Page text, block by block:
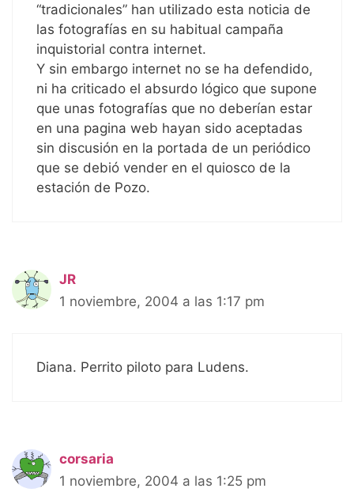
“tradicionales” han utilizado esta noticia de
las fotografías en su habitual campaña
inquistorial contra internet.
Y sin embargo internet no se ha defendido,
ni ha criticado el absurdo lógico que supone
que unas fotografías que no deberían estar
en una pagina web hayan sido aceptadas
sin discusión en la portada de un periódico
que se debió vender en el quiosco de la
estación de Pozo.
JR
1 noviembre, 2004 a las 1:17 pm
Diana. Perrito piloto para Ludens.
corsaria
1 noviembre, 2004 a las 1:25 pm